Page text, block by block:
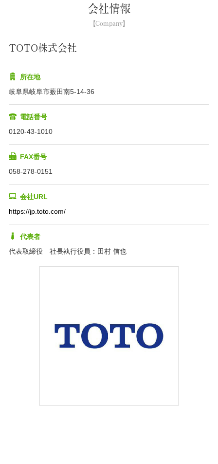
会社情報
TOTO株式会社
所在地
岐阜県岐阜市薮田南5-14-36
電話番号
0120-43-1010
FAX番号
058-278-0151
会社URL
https://jp.toto.com/
代表者
代表取締役 社長執行役員：田村 信也